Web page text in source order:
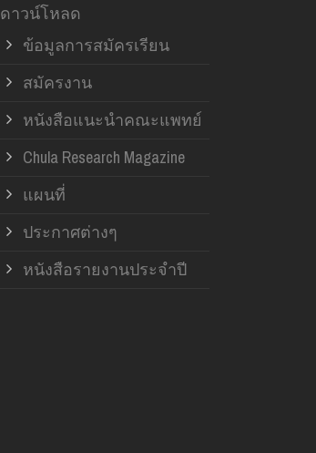
ดาวน์โหลด
ข้อมูลการสมัครเรียน
สมัครงาน
หนังสือแนะนำคณะแพทย์
Chula Research Magazine
แผนที่
ประกาศต่างๆ
หนังสือรายงานประจำปี